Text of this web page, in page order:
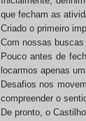
que fecham as
Criado o primeiro
Com nossas buscas
Pouco antes de
locarmos apenas
Desafios nos
compreender o
De pronto, o